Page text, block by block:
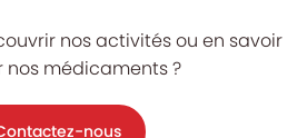
nos activités ou en savoir
nos médicaments ?
nous